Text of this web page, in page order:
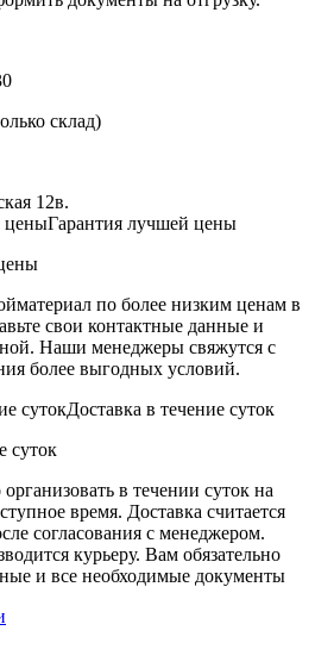
склад)
12в.
Гарантия лучшей цены
по более низким ценам в
свои контактные данные и
Наши менеджеры свяжутся с
более выгодных условий.
Доставка в течение суток
суток
в течении суток на
время. Доставка считается
согласования с менеджером.
курьеру. Вам обязательно
и все необходимые документы